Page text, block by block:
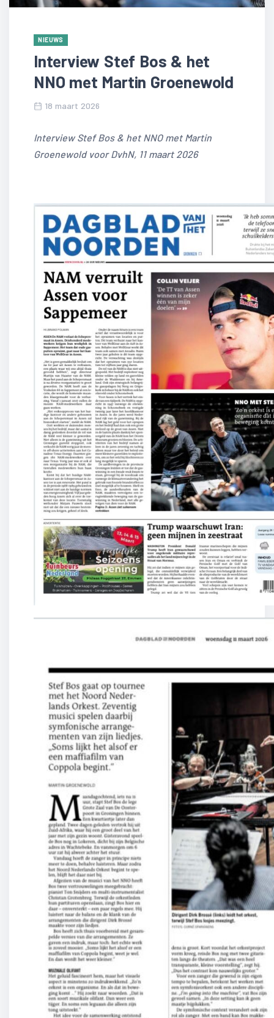
NIEUWS
Interview Stef Bos & het
NNO met Martin Groenewold
18 maart 2026
Interview Stef Bos & het NNO met Martin
Groenewold voor DvhN, 11 maart 2026